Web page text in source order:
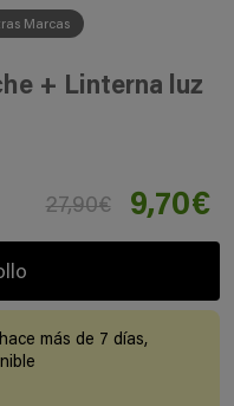
Marcas
+ Linterna luz
27,90€ 9,70€
más de 7 días,